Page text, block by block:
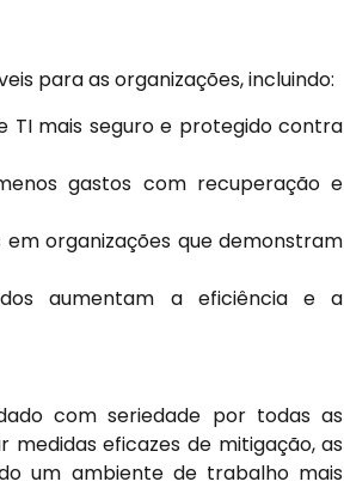
para as organizações, incluindo:
TI mais seguro e protegido contra
gastos com recuperação e
organizações que demonstram
aumentam a eficiência e a
com seriedade por todas as
eficazes de mitigação, as
um ambiente de trabalho mais